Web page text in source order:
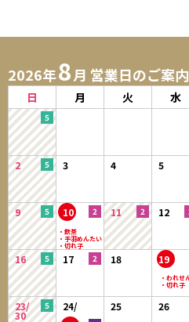
2026年8月 営業日のご案内
日 月 火 水
2 3 4 5
9 10 11 12
16 17 18 19
23/
30
24/
25 26